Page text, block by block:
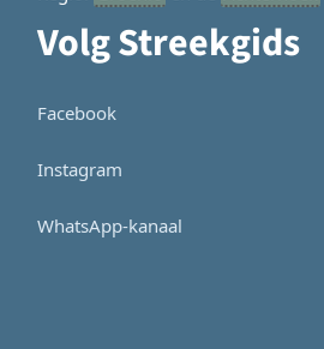
Volg Streekgids
Facebook
Instagram
WhatsApp-kanaal